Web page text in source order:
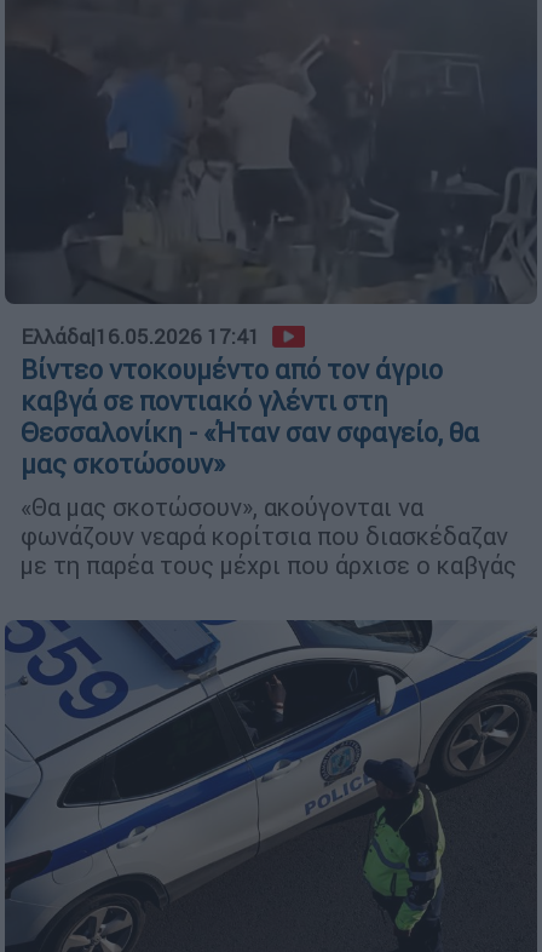
Ελλάδα|16.05.2026 17:41
Βίντεο ντοκουμέντο από τον άγριο
καβγά σε ποντιακό γλέντι στη
Θεσσαλονίκη - «Ήταν σαν σφαγείο, θα
μας σκοτώσουν»
«Θα μας σκοτώσουν», ακούγονται να
φωνάζουν νεαρά κορίτσια που διασκέδαζαν
με τη παρέα τους μέχρι που άρχισε ο καβγάς